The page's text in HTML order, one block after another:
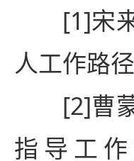
[1]宋
人工作路
[2]曹
指导工